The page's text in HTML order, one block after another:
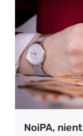
NoiPA,